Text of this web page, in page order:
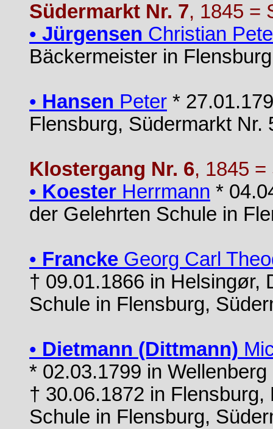
Südermarkt Nr. 7, 1845 =
• Jürgensen Christian
Bäckermeister in
• Hansen Peter *
Flensburg, Südermarkt Nr.
Klostergang Nr. 6, 1845
• Koester Herrmann *
der Gelehrten Schule in
• Francke Georg Carl
† 09.01.1866 in Helsingør,
Schule in Flensburg,
• Dietmann (Dittmann)
* 02.03.1799 in
† 30.06.1872 in
Schule in Flensburg,